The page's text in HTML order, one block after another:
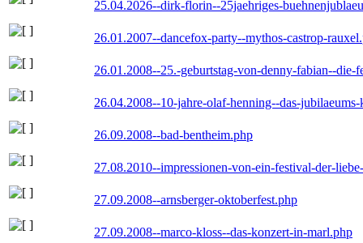
25.04.2026--dirk-florin--25jaehriges-
26.01.2007--dancefox-party--mythos-castrop-
26.01.2008--25.-geburtstag-von-denny-fabian--die-
26.04.2008--10-jahre-olaf-henning--das-
26.09.2008--bad-bentheim.php
27.08.2010--impressionen-von-ein-festival-der-
27.09.2008--arnsberger-oktoberfest.php
27.09.2008--marco-kloss--das-konzert-in-marl.php